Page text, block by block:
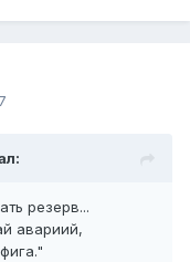
резерв...
авариий,